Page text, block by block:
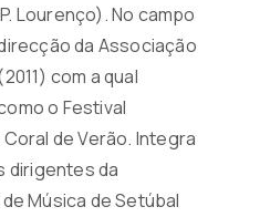
Lourenço). No campo
da Associação
com a qual
o Festival
Coral de Verão. Integra
dirigentes da
Música de Setúbal